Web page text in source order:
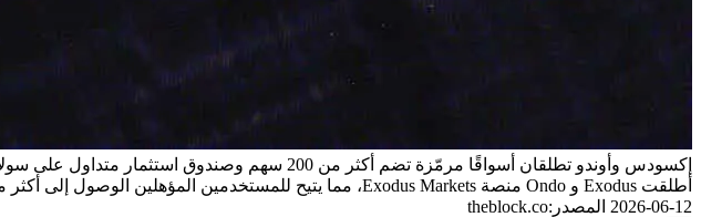
إكسودس وأوندو تطلقان أسواقًا مرمّزة تضم أكثر من 200 سهم وصندوق استثمار متداول على سولانا
أطلقت Exodus و Ondo منصة Exodus Markets، مما يتيح للمستخدمين المؤهلين الوصول إلى أكثر من 200 سهم رمزي، وصناديق المؤشرات المتداولة (ETFs)، وأصول من العالم الحقيقي عبر تطبيق Exodus.
2026-06-12 المصدر :
theblock.co